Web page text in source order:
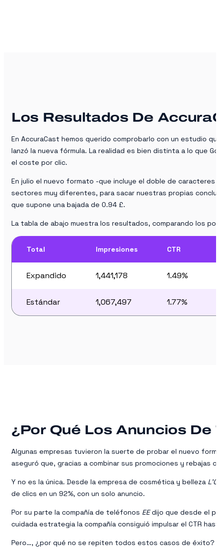
Los Resultados De
En AccuraCast hemos querido comprobarlo con un estudio
lanzó la nueva fórmula. La realidad es bien distinta a lo que
el coste por clic.
En julio el nuevo formato -que incluye el doble de
sectores muy diferentes, para sacar nuestras propias
que supone una bajada de 0.94 £.
La tabla de abajo muestra los resultados, comparando los
Total Impresiones CTR
Expandido 1,441,178 1.49%
Estándar 1,067,497 1.77%
¿Por Qué Los Anuncios
Algunas empresas tuvieron la suerte de probar el nuevo
aseguró que, gracias a combinar sus promociones y rebajas
Y no es la única. Desde la empresa de cosmética y belleza
de clics en un 92%, con un solo anuncio.
Por su parte la compañía de teléfonos EEdijo que desde el
cuidada estrategia la compañía consiguió impulsar el CTR
Pero…, ¿por qué no se repiten todos estos casos de éxito?